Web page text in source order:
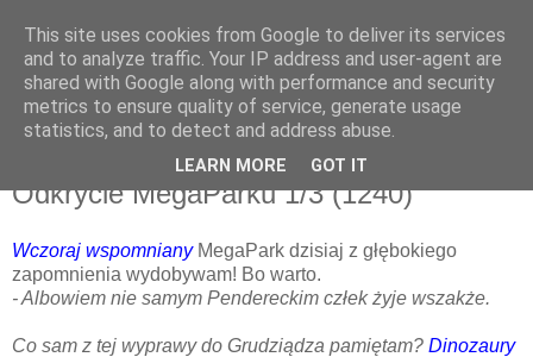
niedziela, 26 maja 2013
Odkrycie MegaParku 1/3 (1240)
Wczoraj wspomnianyMegaPark dzisiaj z głębokiego
zapomnienia wydobywam! Bo warto.
- Albowiem nie samym Pendereckim człek żyje wszakże.
Co sam z tej wyprawy do Grudziądza pamiętam? Dinozaury
This site uses cookies from Google to deliver its services
and to analyze traffic. Your IP address and user-agent are
shared with Google along with performance and security
metrics to ensure quality of service, generate usage
statistics, and to detect and address abuse.
LEARN MORE GOT IT